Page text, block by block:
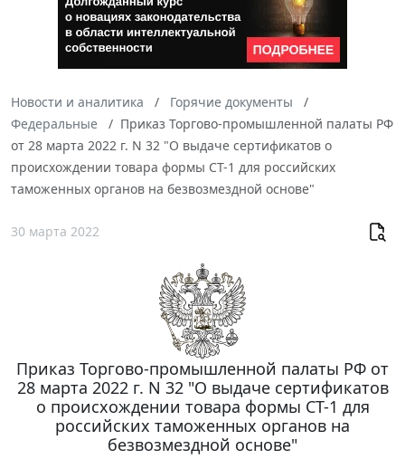
Новости и аналитика
Горячие документы
Федеральные
Приказ Торгово-промышленной палаты РФ
от 28 марта 2022 г. N 32 "О выдаче сертификатов о
происхождении товара формы СТ-1 для российских
таможенных органов на безвозмездной основе"
30 марта 2022
Приказ Торгово-промышленной палаты РФ от
28 марта 2022 г. N 32 "О выдаче сертификатов
о происхождении товара формы СТ-1 для
российских таможенных органов на
безвозмездной основе"